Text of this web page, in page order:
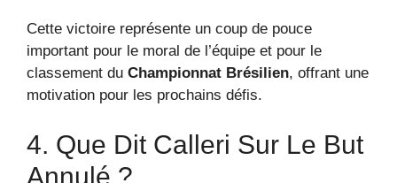
Cette victoire représente un coup de pouce
important pour le moral de l’équipe et pour le
classement du Championnat Brésilien, offrant une
motivation pour les prochains défis.
4. Que Dit Calleri Sur Le But
Annulé ?